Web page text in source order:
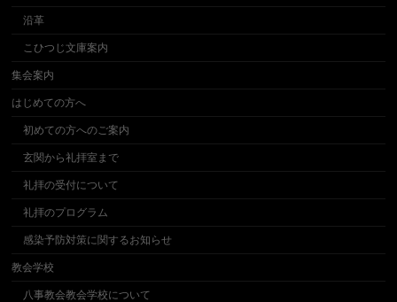
沿革
こひつじ文庫案内
集会案内
はじめての方へ
初めての方へのご案内
玄関から礼拝室まで
礼拝の受付について
礼拝のプログラム
感染予防対策に関するお知らせ
教会学校
八事教会教会学校について